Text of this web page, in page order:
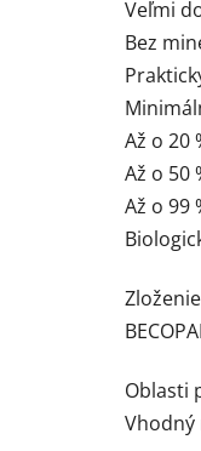
Veľmi
Bez
Až o 20
Až o 50
Až o 99
Zloženie
Oblasti